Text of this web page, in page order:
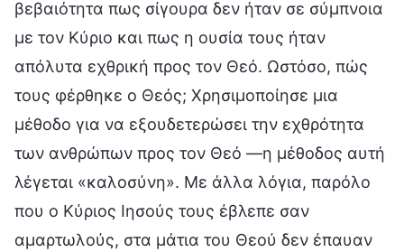
βεβαιότητα πως σίγουρα δεν ήταν σε σύμπνοια
με τον Κύριο και πως η ουσία τους ήταν
απόλυτα εχθρική προς τον Θεό. Ωστόσο, πώς
τους φέρθηκε ο Θεός; Χρησιμοποίησε μια
μέθοδο για να εξουδετερώσει την εχθρότητα
των ανθρώπων προς τον Θεό —η μέθοδος αυτή
λέγεται «καλοσύνη». Με άλλα λόγια, παρόλο
που ο Κύριος Ιησούς τους έβλεπε σαν
αμαρτωλούς, στα μάτια του Θεού δεν έπαυαν